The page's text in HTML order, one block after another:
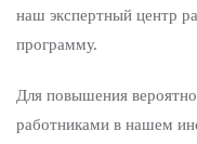
наш экспертный центр
программу.
Для повышения
работниками в нашем